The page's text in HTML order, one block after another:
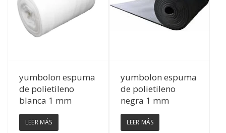
Ver Detalles
yumbolon espuma
de polietileno
blanca 1 mm
LEER MÁS
Ver Detalles
yumbolon espuma
de polietileno
negra 1 mm
LEER MÁS